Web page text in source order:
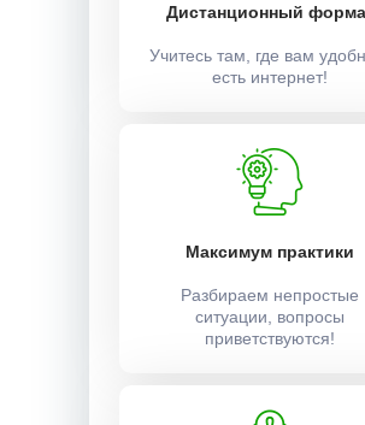
Дистанционный
Учитесь там, где вам
есть интернет!
Максимум практики
Разбираем непростые
ситуации, вопросы
приветствуются!